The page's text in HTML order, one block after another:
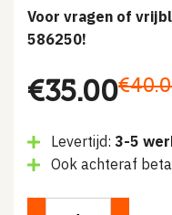
Voor vragen of
586250!
€
was:
€40.00.
€35.00
Huidige
is:
€35.00.
Levertijd: 3-5
Ook achteraf